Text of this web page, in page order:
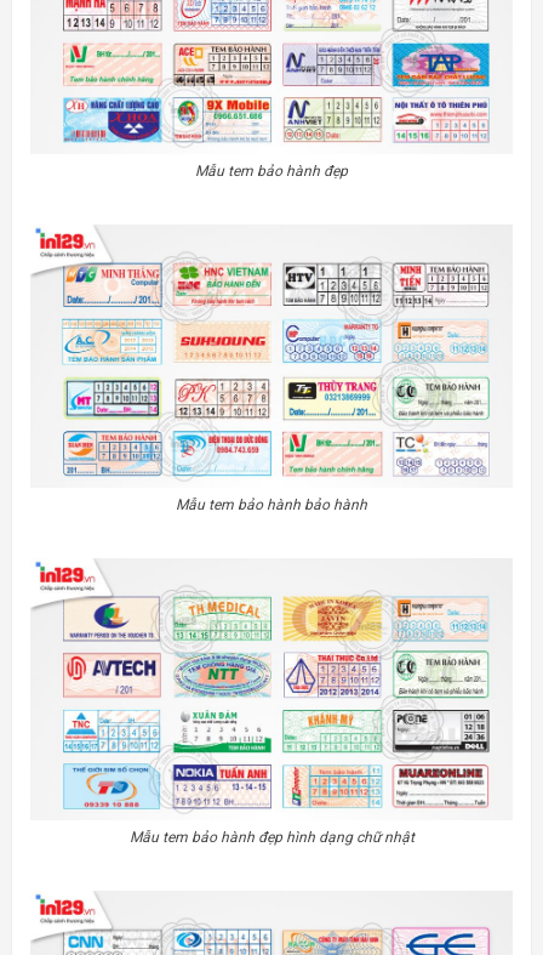
Mẫu tem bảo hành đẹp
Mẫu tem bảo hành bảo hành
Mẫu tem bảo hành đẹp hình dạng chữ nhật